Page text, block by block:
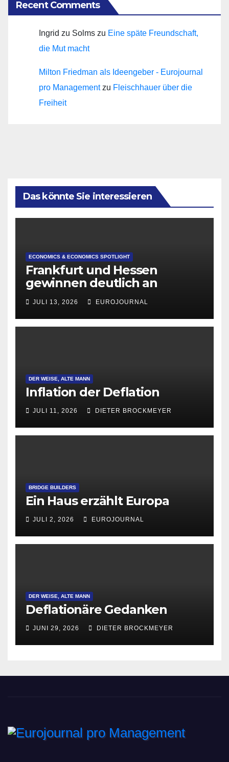
Recent Comments
Ingrid zu Solms zu Eine späte Freundschaft,
die Mut macht
Milton Friedman als Ideengeber - Eurojournal
pro Managementzu Fleischhauer über die
Freiheit
Das könnte Sie interessieren
ECONOMICS & ECONOMICS SPOTLIGHT
Frankfurt und Hessen
gewinnen deutlich an
Attraktivität für Startup-
Gründungen
JULI 13, 2026 EUROJOURNAL
DER WEISE, ALTE MANN
Inflation der Deflation
JULI 11, 2026 DIETER BROCKMEYER
BRIDGE BUILDERS
Ein Haus erzählt Europa
JULI 2, 2026 EUROJOURNAL
DER WEISE, ALTE MANN
Deflationäre Gedanken
JUNI 29, 2026 DIETER BROCKMEYER